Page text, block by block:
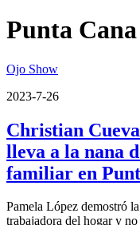
Punta Cana
Ojo Show
2023-7-26
Christian
lleva a la nana
familiar en
Pamela López demostró
trabajadora del hogar y